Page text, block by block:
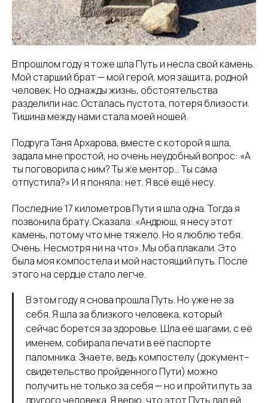
В прошлом году я тоже шла Путь и несла свой камень.
Мой старший брат — мой герой, моя защита, родной
человек. Но однажды жизнь, обстоятельства
разделили нас. Осталась пустота, потеря близости.
Тишина между нами стала моей ношей.
Подруга Таня Архарова, вместе с которой я шла,
задала мне простой, но очень неудобный вопрос: «А
ты поговорила с ним? Ты же ментор… Ты сама
отпустила?» И я поняла: нет. Я всё ещё несу.
Последние 17 километров Пути я шла одна. Тогда я
позвонила брату. Сказала: «Андрюш, я несу этот
камень, потому что мне тяжело. Но я люблю тебя.
Очень. Несмотря ни на что». Мы оба плакали. Это
была моя компостела и мой настоящий путь. После
этого на сердце стало легче.
В этом году я снова прошла Путь. Но уже не за
себя. Я шла за близкого человека, который
сейчас борется за здоровье. Шла её шагами, с её
именем, собирала печати в её паспорте
паломника. Знаете, ведь компостелу (документ–
свидетельство пройденного Пути) можно
получить не только за себя — но и пройти путь за
другого человека. Я верю, что этот Путь дал ей